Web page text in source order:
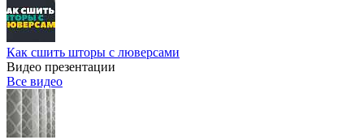
Как сшить шторы с люверсами
Видео презентации
Все видео